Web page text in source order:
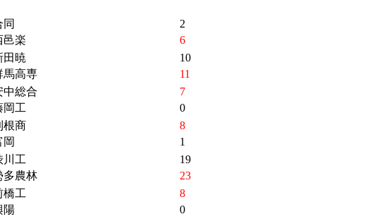
同
2
邑楽
6
田暁
10
馬高専
11
中総合
7
岡工
0
根商
8
岡
1
川工
19
多農林
23
橋工
8
陽
0